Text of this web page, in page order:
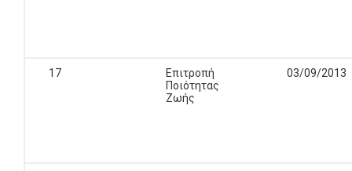
17
Επιτροπή
Ποιότητας
Ζωής
03/09/2013